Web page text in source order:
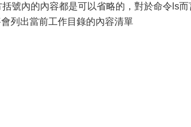
號內的內容都是可以省略的，對於命令ls
列出當前工作目錄的內容清單